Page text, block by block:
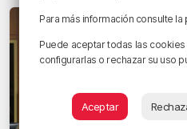
Para más información consulte la
Puede aceptar todas las
configurarlas o rechazar su uso
Aceptar